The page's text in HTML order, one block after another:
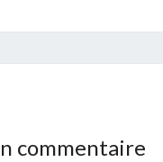
commentaire